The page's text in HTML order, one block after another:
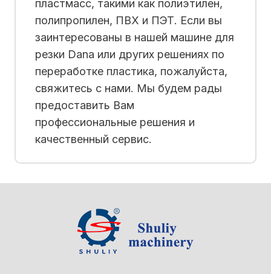
пластмасс, такими как полиэтилен,
полипропилен, ПВХ и ПЭТ. Если вы
заинтересованы в нашей машине для
резки Dana или других решениях по
переработке пластика, пожалуйста,
свяжитесь с нами. Мы будем рады
предоставить Вам
профессиональные решения и
качественный сервис.